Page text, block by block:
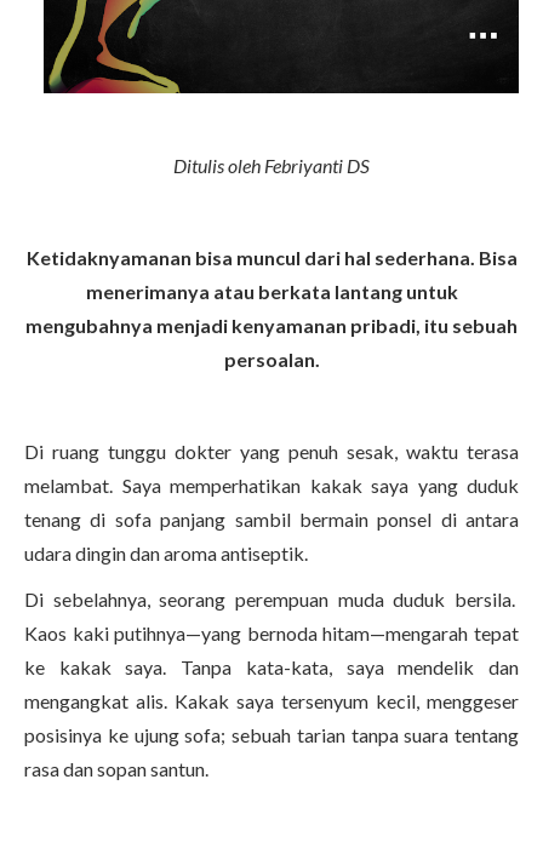
Ditulis oleh Febriyanti DS
Ketidaknyamanan bisa muncul dari hal sederhana. Bisa
menerimanya atau berkata lantang untuk
mengubahnya menjadi kenyamanan pribadi, itu sebuah
persoalan.
Di ruang tunggu dokter yang penuh sesak, waktu terasa
melambat. Saya memperhatikan kakak saya yang duduk
tenang di sofa panjang sambil bermain ponsel di antara
udara dingin dan aroma antiseptik.
Di sebelahnya, seorang perempuan muda duduk bersila.
Kaos kaki putihnya—yang bernoda hitam—mengarah tepat
ke kakak saya. Tanpa kata-kata, saya mendelik dan
mengangkat alis. Kakak saya tersenyum kecil, menggeser
posisinya ke ujung sofa; sebuah tarian tanpa suara tentang
rasa dan sopan santun.